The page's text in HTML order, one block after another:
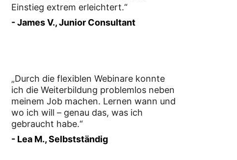
Einstieg extrem erleichtert.“
- James V., Junior Consultant
„Durch die flexiblen Webinare konnte
ich die Weiterbildung problemlos neben
meinem Job machen. Lernen wann und
wo ich will – genau das, was ich
gebraucht habe.“
- Lea M., Selbstständig